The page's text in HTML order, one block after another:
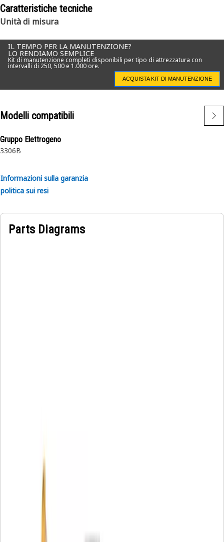
Caratteristiche tecniche
Unità di misura
IL TEMPO PER LA MANUTENZIONE?
LO RENDIAMO SEMPLICE
Kit di manutenzione completi disponibili per tipo di attrezzatura con
intervalli di 250, 500 e 1.000 ore.
ACQUISTA KIT DI MANUTENZIONE
Modelli compatibili
Gruppo Elettrogeno
3306B
Informazioni sulla garanzia
politica sui resi
Parts Diagrams